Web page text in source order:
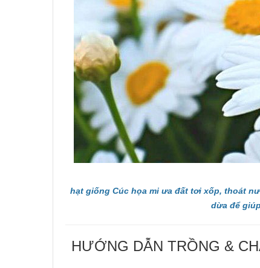
hạt giống Cúc họa mi ưa đất tơi xốp, thoát
dừa để
HƯỚNG DẪN TRỒNG &